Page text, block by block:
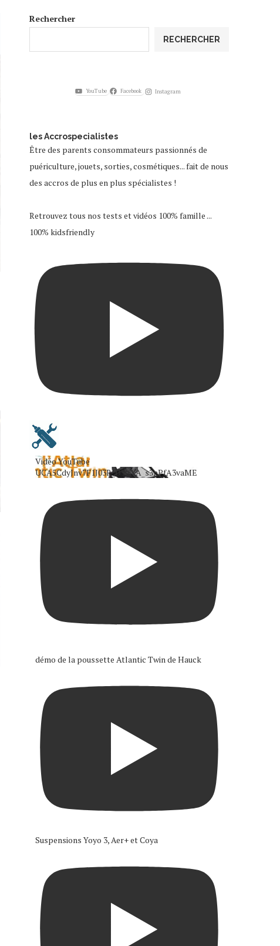
Rechercher
RECHERCHER
YouTube Facebook Instagram
les Accrospecialistes
Être des parents consommateurs passionnés de
puériculture, jouets, sorties, cosmétiques... fait de nous
des accros de plus en plus spécialistes !
Retrouvez tous nos tests et vidéos 100% famille ...
100% kidsfriendly
Vidéo YouTube
UCA5CdyJnv7F1J03R_D90iYA_s3nPfA3vaME
démo de la poussette Atlantic Twin de Hauck
Suspensions Yoyo 3, Aer+ et Coya